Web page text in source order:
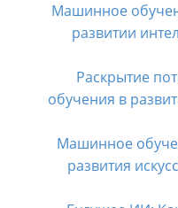
Машинное
развитии
Раскрытие
обучения в
Машинное
развития